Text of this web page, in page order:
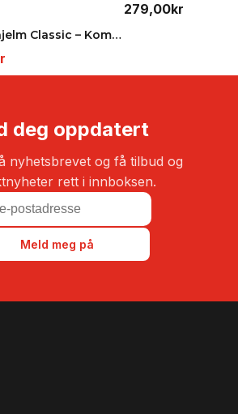
Husqvarna Skogshjelm Classic – Komplett vernehjelm…
pris
279,00kr
deg oppdatert
nyhetsbrevet og få tilbud og
rett i innboksen.
Meld meg på